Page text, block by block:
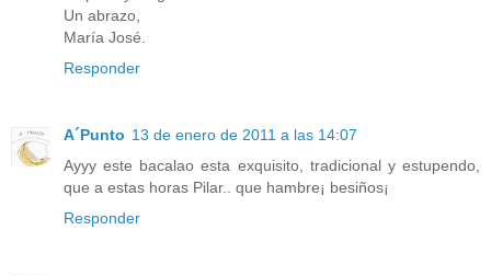
Un abrazo,
María José.
Responder
A´Punto 13 de enero de 2011 a las 14:07
Ayyy este bacalao esta exquisito, tradicional y estupendo,
que a estas horas Pilar.. que hambre¡ besiños¡
Responder